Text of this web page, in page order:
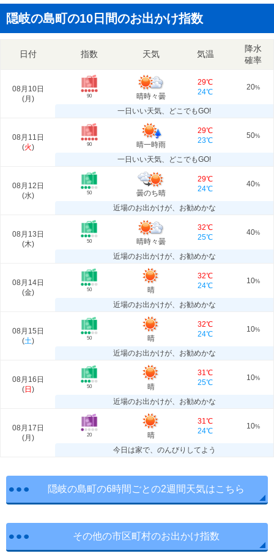
隠岐の島町の10日間のお出かけ指数
日付 指数 天気 気温
降水
確率
08月10日
(月 ) 90 晴時々曇
29℃
24℃
20%
一日いい天気、どこでもGO!
08月11日
(火) 90 晴一時雨
29℃
23℃
50%
一日いい天気、どこでもGO!
08月12日
(水) 50 曇のち晴
29℃
24℃
40%
近場のお出かけが、お勧めかな
08月13日
(木) 50 晴時々曇
32℃
25℃
40%
近場のお出かけが、お勧めかな
08月14日
(金) 50 晴
32℃
24℃
10%
近場のお出かけが、お勧めかな
08月15日
(土) 50 晴
32℃
24℃
10%
近場のお出かけが、お勧めかな
08月16日
(日 ) 50 晴
31℃
25℃
10%
近場のお出かけが、お勧めかな
08月17日
(月 ) 20 晴
31℃
24℃
10%
今日は家で、のんびりしてよう
隠岐の島町の6時間ごとの2週間天気はこちら
その他の市区町村のお出かけ指数